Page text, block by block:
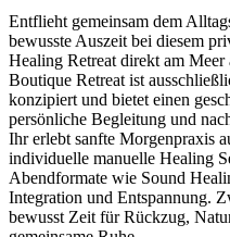
Entflieht gemeinsam dem
bewusste Auszeit bei diesem
Healing Retreat direkt am
Boutique Retreat ist
konzipiert und bietet einen
persönliche Begleitung und
Ihr erlebt sanfte Morgenpraxis
individuelle manuelle Healing
Abendformate wie Sound
Integration und Entspannung.
bewusst Zeit für Rückzug,